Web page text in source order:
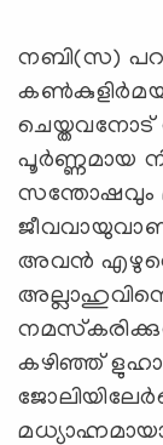
നബി(സ)
ചെയ്തവനോട്
പൂര്‍ണ്ണമായ
സന്തോഷവും
അവന്‍
കഴിഞ്ഞ്